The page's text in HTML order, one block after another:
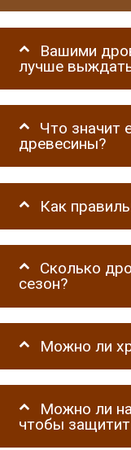
Вашими
лучше
Что значит
древесины?
Как
Сколько
сезон?
Можно ли
Можно ли
чтобы